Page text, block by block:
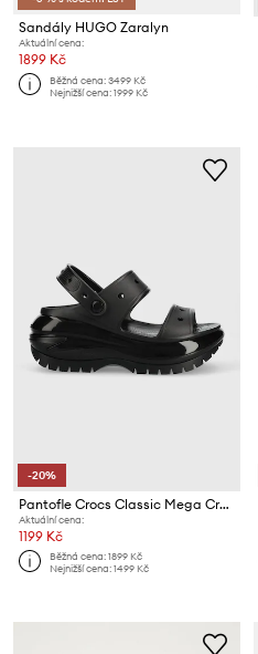
Sandály HUGO Zaralyn
Aktuální cena:
1899 Kč
Běžná cena:3499 Kč
Nejnižší cena:1999 Kč
-20%
Pantofle Crocs Classic Mega Crush Sandal
Aktuální cena:
1199 Kč
Běžná cena:1899 Kč
Nejnižší cena:1499 Kč